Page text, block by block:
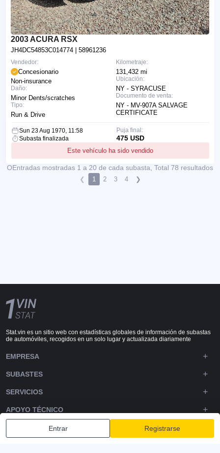
2003 ACURA RSX
JH4DC54853C014774 | 58961236
Kilometraje:
131,432 mi
Ubicación:
NY - SYRACUSE
Documento de venta:
NY - MV-907A SALVAGE
CERTIFICATE
Vendedor:
Concesionario
Non-insurance
Daño:
Minor Dents/scratches
Tipo:
Run & Drive
Sun 23 Aug 1970, 11:58
Subasta finalizada
Este vehículo ha sido vendido
Puja final:
475 USD
ОEntradas mostradas 1 a 20 de cada subasta, Total 78 resultados
❮ 1 2 3 4 ❯
Entrar Registrarse
Stat.vin es un sitio web con estadísticas globales de información de subastas
de automóviles, recogidos en un solo lugar y actualizada diariamente
EMPRESA
SUBASTES
SERVICIOS
APOYO TÉCNICO
DOWNLOADS